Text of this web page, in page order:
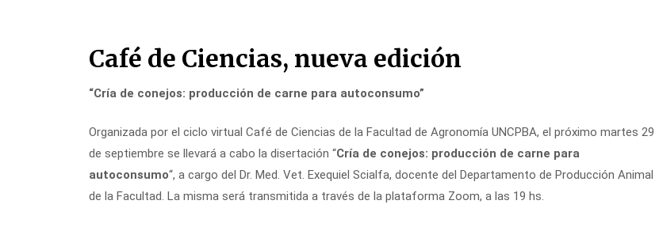
to
Café de Ciencias, nueva edición
“Cría de conejos: producción de carne para autoconsumo”
Organizada por el ciclo virtual Café de Ciencias de la Facultad de Agronomía UNCPBA, el próximo martes 29
de septiembre se llevará a cabo la disertación “Cría de conejos: producción de carne para
autoconsumo“, a cargo del Dr. Med. Vet. Exequiel Scialfa, docente del Departamento de Producción Animal
de la Facultad. La misma será transmitida a través de la plataforma Zoom, a las 19 hs.